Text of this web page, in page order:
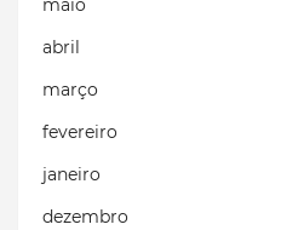
maio
abril
março
fevereiro
janeiro
dezembro